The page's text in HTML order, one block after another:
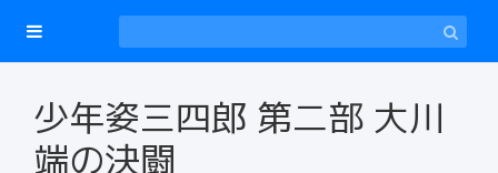
少年姿三四郎 第二部 大川
端の決闘